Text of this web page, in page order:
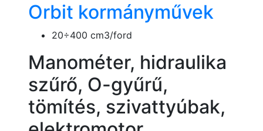
Orbit kormányművek
20÷400 cm3/ford
Manométer, hidraulika
szűrő, O-gyűrű,
tömítés, szivattyúbak,